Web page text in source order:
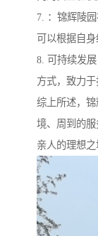
7. ：锦辉陵
可以根据自
8. 可持续发
方式，致力于
综上所述，
境、周到的
亲人的理想之